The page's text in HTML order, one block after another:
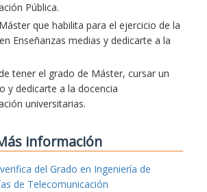
Pública.
que habilita para el ejercicio de la
Enseñanzas medias y dedicarte a la
tener el grado de Máster, cursar un
y dedicarte a la docencia
universitarias.
información
del Grado en Ingeniería de
de Telecomunicación